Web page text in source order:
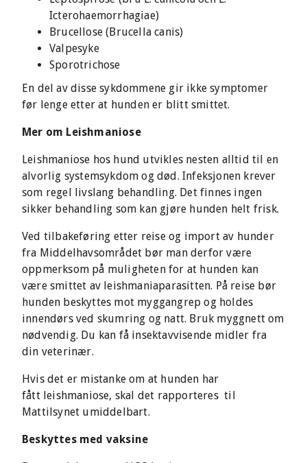
Icterohaemorrhagiae)
Brucellose (Brucella canis)
Valpesyke
Sporotrichose
En del av disse sykdommene gir ikke symptomer
før lenge etter at hunden er blitt smittet.
Mer om Leishmaniose
Leishmaniose hos hund utvikles nesten alltid til en
alvorlig systemsykdom og død. Infeksjonen krever
som regel livslang behandling. Det finnes ingen
sikker behandling som kan gjøre hunden helt frisk.
Ved tilbakeføring etter reise og import av hunder
fra Middelhavsområdet bør man derfor være
oppmerksom på muligheten for at hunden kan
være smittet av leishmaniaparasitten. På reise bør
hunden beskyttes mot myggangrep og holdes
innendørs ved skumring og natt. Bruk myggnett om
nødvendig. Du kan få insektavvisende midler fra
din veterinær.
Hvis det er mistanke om at hunden har
fått leishmaniose, skal det rapporteres til
Mattilsynet umiddelbart.
Beskyttes med vaksine